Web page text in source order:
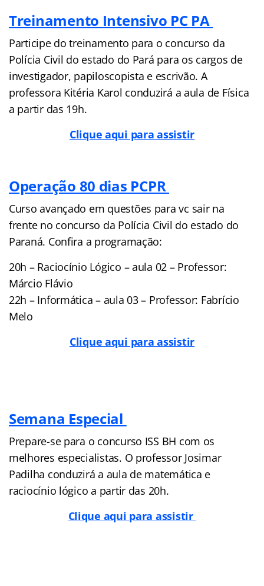
Treinamento Intensivo PC PA
Participe do treinamento para o concurso da
Polícia Civil do estado do Pará para os cargos de
investigador, papiloscopista e escrivão. A
professora Kitéria Karol conduzirá a aula de Física
a partir das 19h.
Clique aqui para assistir
Operação 80 dias PCPR
Curso avançado em questões para vc sair na
frente no concurso da Polícia Civil do estado do
Paraná. Confira a programação:
20h – Raciocínio Lógico – aula 02 – Professor:
Márcio Flávio
22h – Informática – aula 03 – Professor: Fabrício
Melo
Clique aqui para assistir
Semana Especial
Prepare-se para o concurso ISS BH com os
melhores especialistas. O professor Josimar
Padilha conduzirá a aula de matemática e
raciocínio lógico a partir das 20h.
Clique aqui para assistir